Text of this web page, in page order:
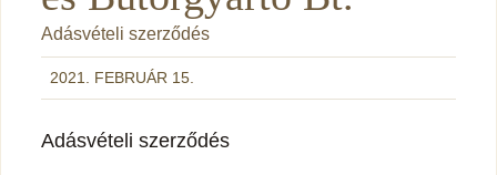
Adásvételi szerződés
2021. FEBRUÁR 15.
Adásvételi szerződés